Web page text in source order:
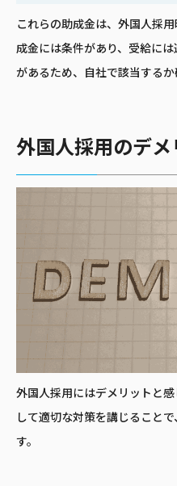
これらの助成金は、外国人採
成金には条件があり、受給に
があるため、自社で該当するか
外国人採用のデメ
外国人採用にはデメリットと
して適切な対策を講じること
す。